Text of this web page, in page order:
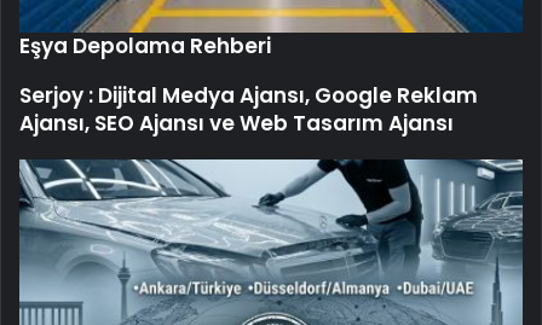
UETDS Nedir ? Uetds.com İle Akıllı Dijital
Taşımacılık Yazılımı